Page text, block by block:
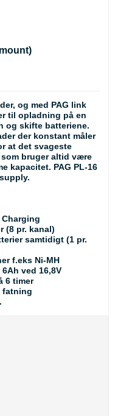
og med PAG link
til opladning på en
og skifte batteriene.
der konstant måler
at det svageste
bruger altid være
kapacitet. PAG PL-16
(8 pr. kanal)
samtidigt (1 pr.
f.eks Ni-MH
ved 16,8V
6 timer
fatning